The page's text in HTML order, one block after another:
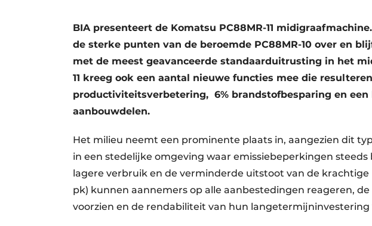
BIA presenteert de Komatsu PC88MR-11
de sterke punten van de beroemde PC88MR-10 over en
met de meest geavanceerde standaarduitrusting in het
11 kreeg ook een aantal nieuwe functies mee die
productiviteitsverbetering, 6% brandstofbesparing en een
aanbouwdelen.
Het milieu neemt een prominente plaats in, aangezien dit
in een stedelijke omgeving waar emissiebeperkingen
lagere verbruik en de verminderde uitstoot van de krachtige
pk) kunnen aannemers op alle aanbestedingen reageren,
voorzien en de rendabiliteit van hun langetermijninvestering